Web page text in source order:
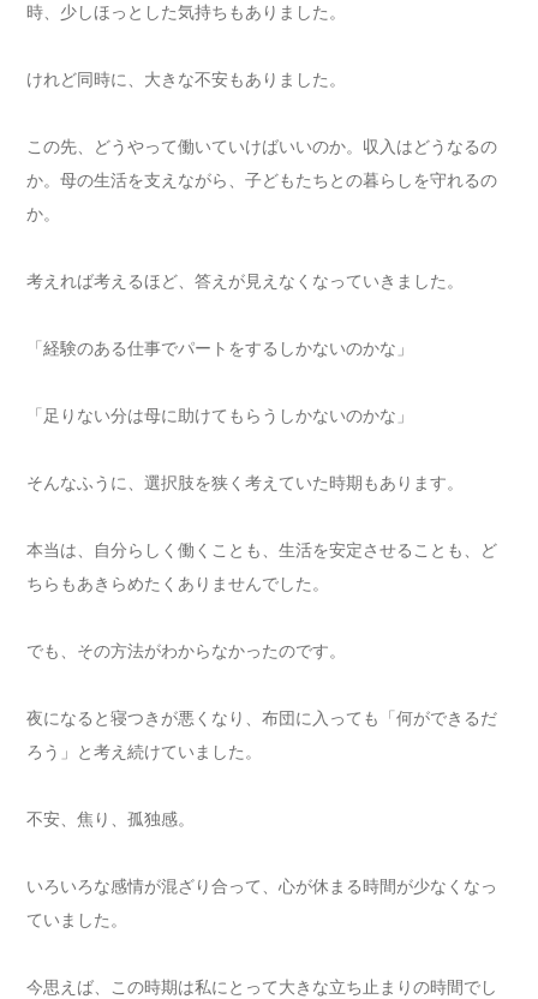
時、少しほっとした気持ちもありました。
けれど同時に、大きな不安もありました。
この先、どうやって働いていけばいいのか。収入はどうなるの
か。母の生活を支えながら、子どもたちとの暮らしを守れるの
か。
考えれば考えるほど、答えが見えなくなっていきました。
「経験のある仕事でパートをするしかないのかな」
「足りない分は母に助けてもらうしかないのかな」
そんなふうに、選択肢を狭く考えていた時期もあります。
本当は、自分らしく働くことも、生活を安定させることも、ど
ちらもあきらめたくありませんでした。
でも、その方法がわからなかったのです。
夜になると寝つきが悪くなり、布団に入っても「何ができるだ
ろう」と考え続けていました。
不安、焦り、孤独感。
いろいろな感情が混ざり合って、心が休まる時間が少なくなっ
ていました。
今思えば、この時期は私にとって大きな立ち止まりの時間でし